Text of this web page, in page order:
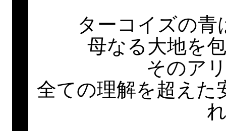
ターコイズの青
母なる大地を
そのア
全ての理解を超えた